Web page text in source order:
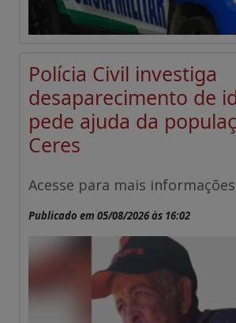
Polícia Civil investiga
desaparecimento de
pede ajuda da
Ceres
Acesse para mais informações
Publicado em 05/08/2026 às 16:02